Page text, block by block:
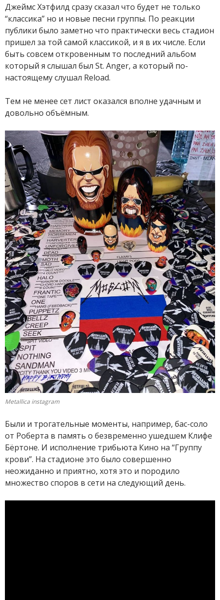
Джеймс Хэтфилд сразу сказал что будет не только
“классика” но и новые песни группы. По реакции
публики было заметно что практически весь стадион
пришел за той самой классикой, и я в их числе. Если
быть совсем откровенным то последний альбом
который я слышал был St. Anger, а который по-
настоящему слушал Reload.
Тем не менее сет лист оказался вполне удачным и
довольно объёмным.
Metallica instagram
Были и трогательные моменты, например, бас-соло
от Роберта в память о безвременно ушедшем Клифе
Бёртоне. И исполнение трибьюта Кино на “Группу
крови”. На стадионе это было совершенно
неожиданно и приятно, хотя это и породило
множество споров в сети на следующий день.